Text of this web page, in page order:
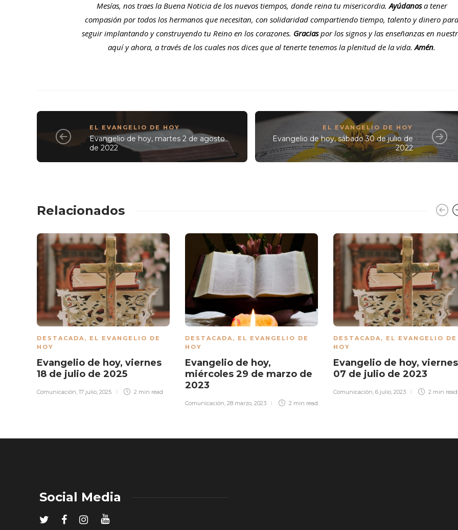
Mesías, nos traes la Buena Noticia de los nuevos tiempos, donde reina tu misericordia.Ayúdanosa tener
compasión por todos los hermanos que necesitan, con solidaridad compartiendo tiempo, talento y dinero para
seguir implantando y construyendo tu Reino en los corazones. Graciaspor los signos y las enseñanzas en
aquí y ahora, a través de los cuales nos dices que al tenerte tenemos la plenitud de la vida.Amén.
EL EVANGELIO DE HOY
Evangelio de hoy, martes 2 de agosto
de 2022
EL EVANGELIO DE HOY
Evangelio de hoy, sábado 30 de julio de
2022
Relacionados
DESTACADA, EL EVANGELIO DE
HOY
Evangelio de hoy, viernes
18 de julio de 2025
Comunicación, 17 julio, 2025 2 min read
DESTACADA, EL EVANGELIO DE
HOY
Evangelio de hoy,
miércoles 29 de marzo de
2023
Comunicación, 28 marzo, 2023 2 min read
DESTACADA, EL EVANGELIO DE
HOY
Evangelio de hoy, viernes
07 de julio de 2023
Comunicación, 6 julio, 2023 2 min read
Social Media